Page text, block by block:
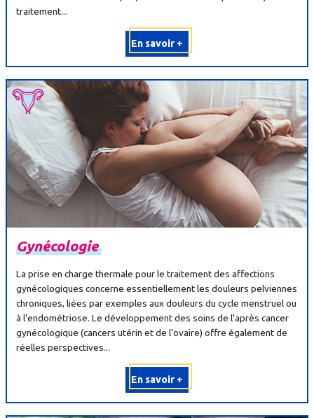
traitement...
En savoir +
Gynécologie
La prise en charge thermale pour le traitement des affections
gynécologiques concerne essentiellement les douleurs pelviennes
chroniques, liées par exemples aux douleurs du cycle menstruel ou
à l’endométriose. Le développement des soins de l’après cancer
gynécologique (cancers utérin et de l’ovaire) offre également de
réelles perspectives...
En savoir +